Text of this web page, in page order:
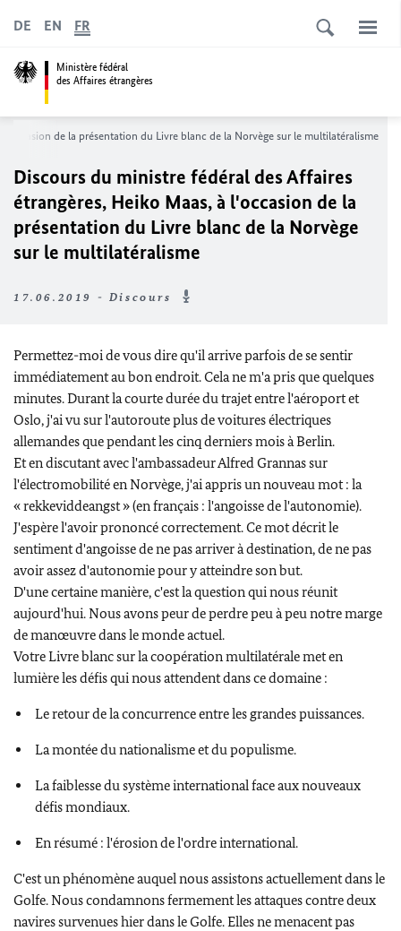
Ministère fédéral
des Affaires étrangères
DE EN FR
l'occasion de la présentation du Livre blanc de la Norvège sur le multilatéralisme
Discours du ministre fédéral des Affaires
étrangères, Heiko Maas, à l'occasion de la
présentation du Livre blanc de la Norvège
sur le multilatéralisme
17.06.2019 - Discours
Permettez-moi de vous dire qu'il arrive parfois de se sentir
immédiatement au bon endroit. Cela ne m'a pris que quelques
minutes. Durant la courte durée du trajet entre l'aéroport et
Oslo, j'ai vu sur l'autoroute plus de voitures électriques
allemandes que pendant les cinq derniers mois à Berlin.
Et en discutant avec l'ambassadeurAlfred Grannassur
l'électromobilité en Norvège, j'ai appris un nouveau mot : la
« rekkeviddeangst » (en français : l'angoisse de l'autonomie).
J'espère l'avoir prononcé correctement. Ce mot décrit le
sentiment d'angoisse de ne pas arriver à destination, de ne pas
avoir assez d'autonomie pour y atteindre son but.
D'une certaine manière, c'est la question qui nous réunit
aujourd'hui. Nous avons peur de perdre peu à peu notre marge
de manœuvre dans le monde actuel.
Votre Livre blanc sur la coopération multilatérale met en
lumière les défis qui nous attendent dans ce domaine :
Le retour de la concurrence entre les grandes puissances.
La montée du nationalisme et du populisme.
La faiblesse du système international face aux nouveaux
défis mondiaux.
En résumé : l'érosion de l'ordre international.
C'est un phénomène auquel nous assistons actuellement dans le
Golfe. Nous condamnons fermement les attaques contre deux
navires survenues hier dans le Golfe. Elles ne menacent pas